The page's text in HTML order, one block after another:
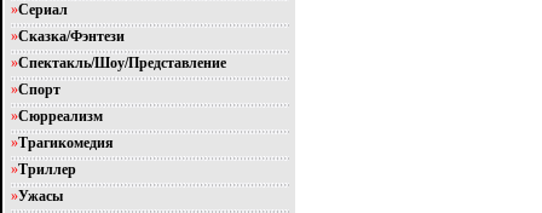
»Сериал
»Сказка/Фэнтези
»Спектакль/Шоу/Представление
»Спорт
»Сюрреализм
»Трагикомедия
»Триллер
»Ужасы